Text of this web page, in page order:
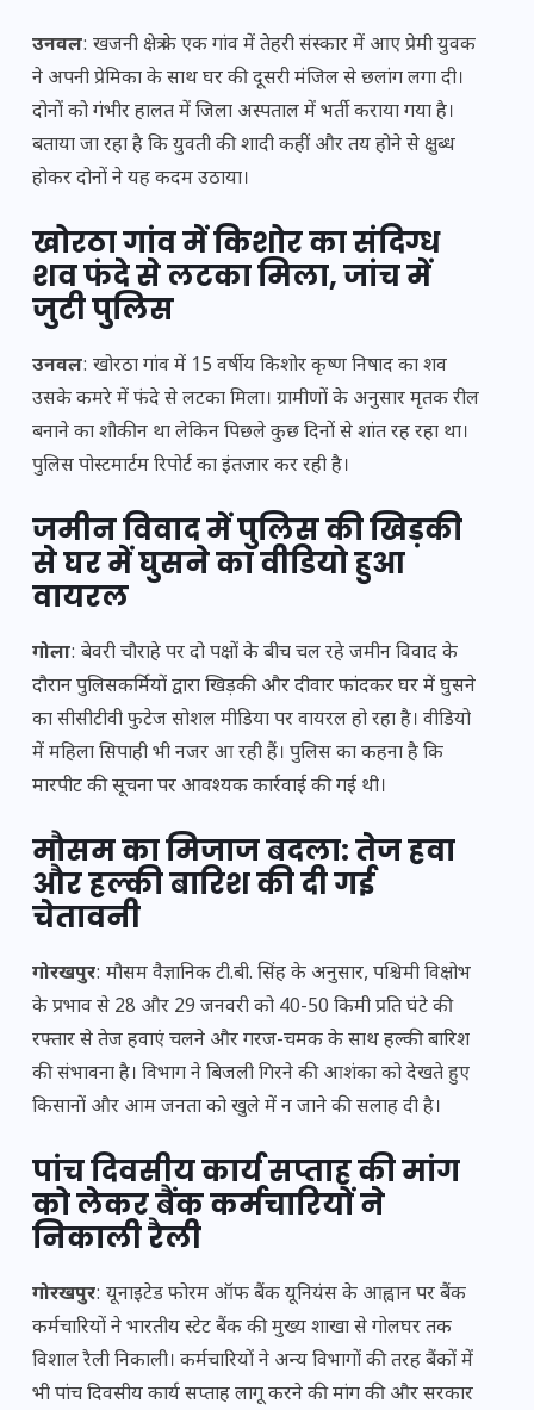
उनवल: खजनी क्षेत्र के एक गांव में तेहरी संस्कार में आए प्रेमी युवक
ने अपनी प्रेमिका के साथ घर की दूसरी मंजिल से छलांग लगा दी।
दोनों को गंभीर हालत में जिला अस्पताल में भर्ती कराया गया है।
बताया जा रहा है कि युवती की शादी कहीं और तय होने से क्षुब्ध
होकर दोनों ने यह कदम उठाया।
खोरठा गांव में किशोर का संदिग्ध
शव फंदे से लटका मिला, जांच में
जुटी पुलिस
उनवल: खोरठा गांव में 15 वर्षीय किशोर कृष्ण निषाद का शव
उसके कमरे में फंदे से लटका मिला। ग्रामीणों के अनुसार मृतक रील
बनाने का शौकीन था लेकिन पिछले कुछ दिनों से शांत रह रहा था।
पुलिस पोस्टमार्टम रिपोर्ट का इंतजार कर रही है।
जमीन विवाद में पुलिस की खिड़की
से घर में घुसने का वीडियो हुआ
वायरल
गोला: बेवरी चौराहे पर दो पक्षों के बीच चल रहे जमीन विवाद के
दौरान पुलिसकर्मियों द्वारा खिड़की और दीवार फांदकर घर में घुसने
का सीसीटीवी फुटेज सोशल मीडिया पर वायरल हो रहा है। वीडियो
में महिला सिपाही भी नजर आ रही हैं। पुलिस का कहना है कि
मारपीट की सूचना पर आवश्यक कार्रवाई की गई थी।
मौसम का मिजाज बदला: तेज हवा
और हल्की बारिश की दी गई
चेतावनी
गोरखपुर: मौसम वैज्ञानिक टी.बी. सिंह के अनुसार, पश्चिमी विक्षोभ
के प्रभाव से 28 और 29 जनवरी को 40-50 किमी प्रति घंटे की
रफ्तार से तेज हवाएं चलने और गरज-चमक के साथ हल्की बारिश
की संभावना है। विभाग ने बिजली गिरने की आशंका को देखते हुए
किसानों और आम जनता को खुले में न जाने की सलाह दी है।
पांच दिवसीय कार्य सप्ताह की मांग
को लेकर बैंक कर्मचारियों ने
निकाली रैली
गोरखपुर: यूनाइटेड फोरम ऑफ बैंक यूनियंस के आह्वान पर बैंक
कर्मचारियों ने भारतीय स्टेट बैंक की मुख्य शाखा से गोलघर तक
विशाल रैली निकाली। कर्मचारियों ने अन्य विभागों की तरह बैंकों में
भी पांच दिवसीय कार्य सप्ताह लागू करने की मांग की और सरकार